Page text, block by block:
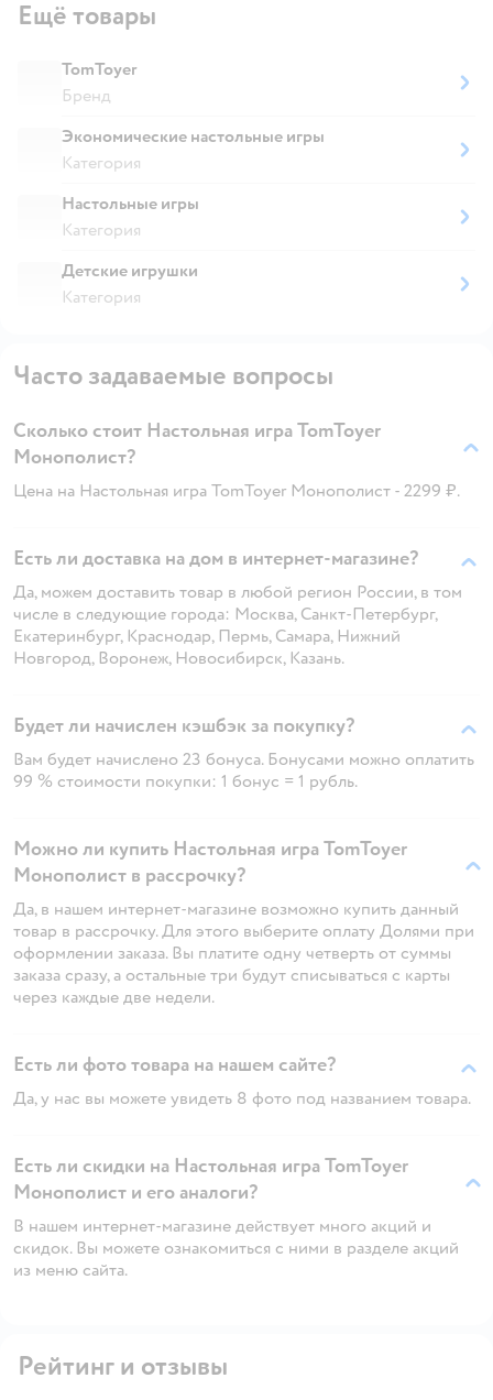
Ещё товары
TomToyer
Бренд
Экономические настольные игры
Категория
Настольные игры
Категория
Детские игрушки
Категория
Часто задаваемые вопросы
Сколько стоит Настольная игра TomToyer
Монополист?
Цена на Настольная игра TomToyer Монополист - 2299 ₽.
Есть ли доставка на дом в интернет-магазине?
Да, можем доставить товар в любой регион России, в том
числе в следующие города: Москва, Санкт-Петербург,
Екатеринбург, Краснодар, Пермь, Самара, Нижний
Новгород, Воронеж, Новосибирск, Казань.
Будет ли начислен кэшбэк за покупку?
Вам будет начислено 23 бонуса. Бонусами можно оплатить
99 % стоимости покупки: 1 бонус = 1 рубль.
Можно ли купить Настольная игра TomToyer
Монополист в рассрочку?
Да, в нашем интернет-магазине возможно купить данный
товар в рассрочку. Для этого выберите оплату Долями при
оформлении заказа. Вы платите одну четверть от суммы
заказа сразу, а остальные три будут списываться с карты
через каждые две недели.
Есть ли фото товара на нашем сайте?
Да, у нас вы можете увидеть 8 фото под названием товара.
Есть ли скидки на Настольная игра TomToyer
Монополист и его аналоги?
В нашем интернет-магазине действует много акций и
скидок. Вы можете ознакомиться с ними в разделе акций
из меню сайта.
Рейтинг и отзывы